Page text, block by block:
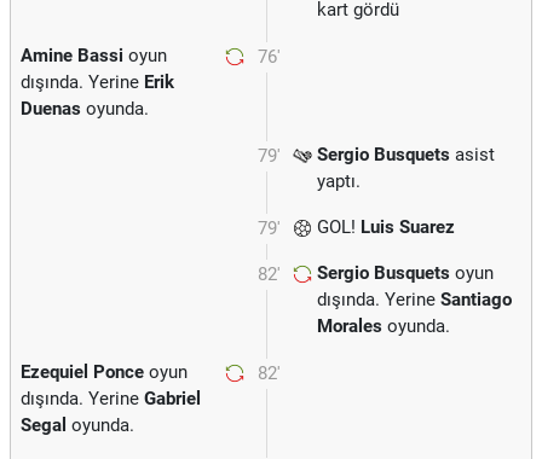
kart gördü
76'
Amine Bassi oyun
dışında. Yerine Erik
Duenas oyunda.
79' Sergio Busquets asist
yaptı.
79' GOL! Luis Suarez
82' Sergio Busquets oyun
dışında. Yerine Santiago
Morales oyunda.
82'
Ezequiel Ponce oyun
dışında. Yerine Gabriel
Segal oyunda.